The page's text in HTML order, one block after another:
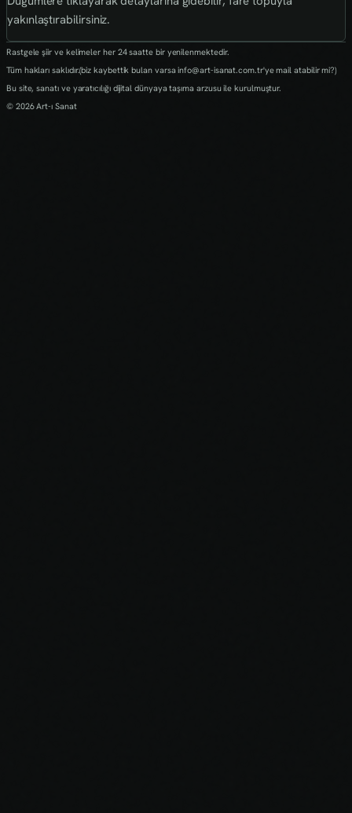
yakınlaştırabilirsiniz.
Rastgele şiir ve kelimeler her 24 saatte bir yenilenmektedir.
Tüm hakları saklıdır.(biz kaybettik bulan varsa info@art-isanat.com.tr'ye mail atabilir mi?)
Bu site, sanatı ve yaratıcılığı dijital dünyaya taşıma arzusu ile kurulmuştur.
© 2026 Art-ı Sanat